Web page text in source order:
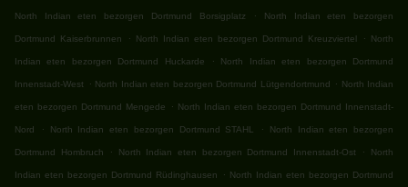
North Indian eten bezorgen Dortmund Borsigplatz . North Indian eten bezorgen
Dortmund Kaiserbrunnen . North Indian eten bezorgen Dortmund Kreuzviertel . North
Indian eten bezorgen Dortmund Huckarde . North Indian eten bezorgen Dortmund
Innenstadt-West . North Indian eten bezorgen Dortmund Lütgendortmund . North Indian
eten bezorgen Dortmund Mengede . North Indian eten bezorgen Dortmund Innenstadt-
Nord . North Indian eten bezorgen Dortmund STAHL . North Indian eten bezorgen
Dortmund Hombruch . North Indian eten bezorgen Dortmund Innenstadt-Ost . North
Indian eten bezorgen Dortmund Rüdinghausen . North Indian eten bezorgen Dortmund